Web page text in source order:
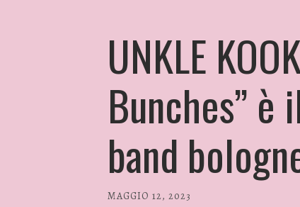
UNKLE
Bunches”
band
MAGGIO 12, 2023